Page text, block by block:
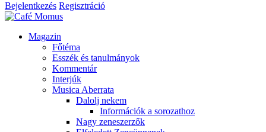
Bejelentkezés Regisztráció
Magazin
Főtéma
Esszék és tanulmányok
Kommentár
Interjúk
Musica Aberrata
Dalolj nekem
Információk a sorozathoz
Nagy zeneszerzők